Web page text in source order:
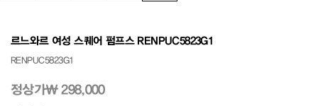
르느와르 여성 스퀘어 펌프스 RENPUC5823G1
RENPUC5823G1
정상가₩ 298,000